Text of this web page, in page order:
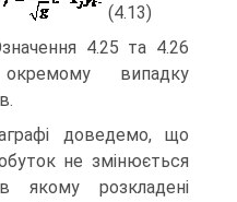
(4.13)
4.25 та 4.26
випадку
доведемо, що
не змінюється
якому розкладені